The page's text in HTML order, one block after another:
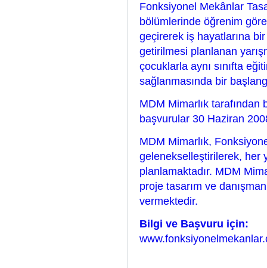
Fonksiyonel Mekânlar
bölümlerinde öğrenim
geçirerek iş hayatlarına
getirilmesi planlanan
çocuklarla aynı sınıfta
sağlanmasında bir
MDM Mimarlık tarafından
başvurular 30 Haziran
MDM Mimarlık,
gelenekselleştirilerek, her
planlamaktadır. MDM
proje tasarım ve
vermektedir.
Bilgi ve Başvuru için: